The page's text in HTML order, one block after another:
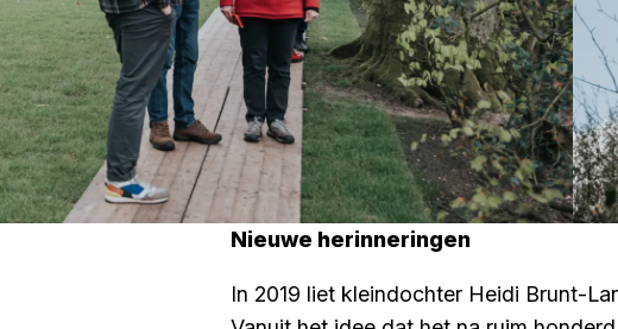
Nieuwe herinneringen
In 2019 liet kleindochter Heidi Brunt-